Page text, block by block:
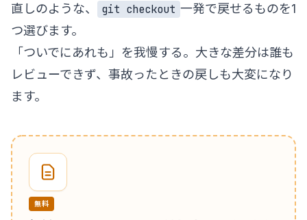
直しのような、
git checkout 一発で戻せるものを1
つ選びます。
「ついでにあれも」を我慢する。大きな差分は誰も
レビューできず、事故ったときの戻しも大変になり
ます。
無料